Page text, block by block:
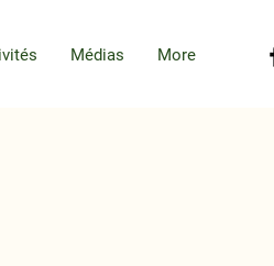
Médias More